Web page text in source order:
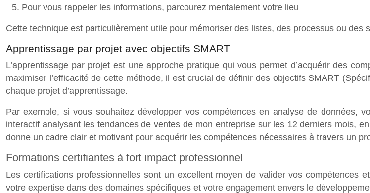
Pour vous rappeler les informations, parcourez mentalement votre lieu
Cette technique est particulièrement utile pour mémoriser des listes, des processus ou
Apprentissage par projet avec objectifs SMART
L’apprentissage par projet est une approche pratique qui vous permet d’acquérir des
maximiser l’efficacité de cette méthode, il est crucial de définir des objectifs SMART
chaque projet d’apprentissage.
Par exemple, si vous souhaitez développer vos compétences en analyse de données,
interactif analysant les tendances de ventes de mon entreprise sur les 12 derniers mois,
donne un cadre clair et motivant pour acquérir les compétences nécessaires à travers un
Formations certifiantes à fort impact professionnel
Les certifications professionnelles sont un excellent moyen de valider vos compétences
votre expertise dans des domaines spécifiques et votre engagement envers le